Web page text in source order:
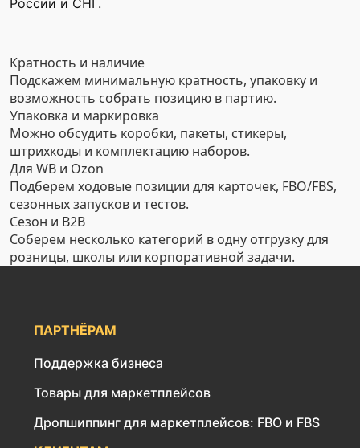
России и СНГ.
Кратность и наличие
Подскажем минимальную кратность, упаковку и
возможность собрать позицию в партию.
Упаковка и маркировка
Можно обсудить коробки, пакеты, стикеры,
штрихкоды и комплектацию наборов.
Для WB и Ozon
Подберем ходовые позиции для карточек, FBO/FBS,
сезонных запусков и тестов.
Сезон и B2B
Соберем несколько категорий в одну отгрузку для
розницы, школы или корпоративной задачи.
ПАРТНЁРАМ
Поддержка бизнеса
Товары для маркетплейсов
Дропшиппинг для маркетплейсов: FBO и FBS